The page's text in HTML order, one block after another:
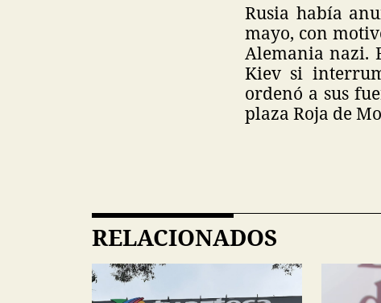
Rusia había
mayo, con
Alemania nazi.
Kiev si
ordenó a sus
plaza Roja de
RELACIONADOS